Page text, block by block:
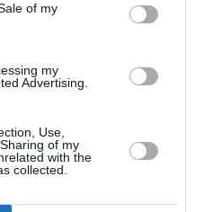
of my
my
Advertising.
Use,
of my
with the
collected.
ENCORE